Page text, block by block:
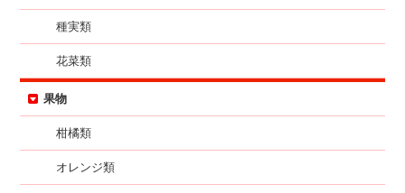
種実類
花菜類
果物
柑橘類
オレンジ類